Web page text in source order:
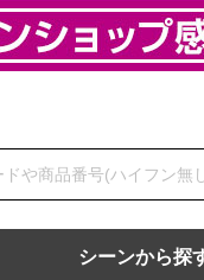
シーンから探